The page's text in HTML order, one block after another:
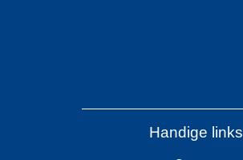
Handige links